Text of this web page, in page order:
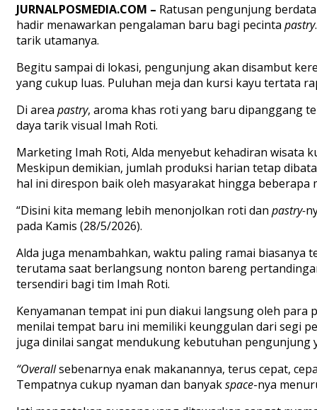
JURNALPOSMEDIA.COM – Ratusan pengunjung
hadir menawarkan pengalaman baru bagi pecinta pastry
tarik utamanya.
Begitu sampai di lokasi, pengunjung akan disambut
yang cukup luas. Puluhan meja dan kursi kayu tertata
Di area pastry, aroma khas roti yang baru dipanggang
daya tarik visual Imah Roti.
Marketing Imah Roti, Alda menyebut kehadiran
Meskipun demikian, jumlah produksi harian tetap
hal ini direspon baik oleh masyarakat hingga beberapa
“Disini kita memang lebih menonjolkan roti dan pastry-
pada Kamis (28/5/2026).
Alda juga menambahkan, waktu paling ramai biasanya
terutama saat berlangsung nonton bareng
tersendiri bagi tim Imah Roti.
Kenyamanan tempat ini pun diakui langsung oleh para
menilai tempat baru ini memiliki keunggulan dari segi
juga dinilai sangat mendukung kebutuhan
“Overallsebenarnya enak makanannya, terus cepat,
Tempatnya cukup nyaman dan banyakspace-nya